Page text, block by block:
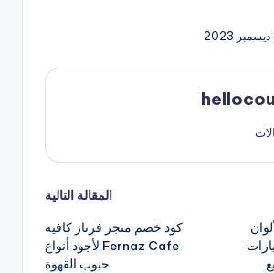
المقالة التالية
كود خصم متجر فرناز كافيه
Fernaz Cafe لأجود أنواع
حبوب القهوة